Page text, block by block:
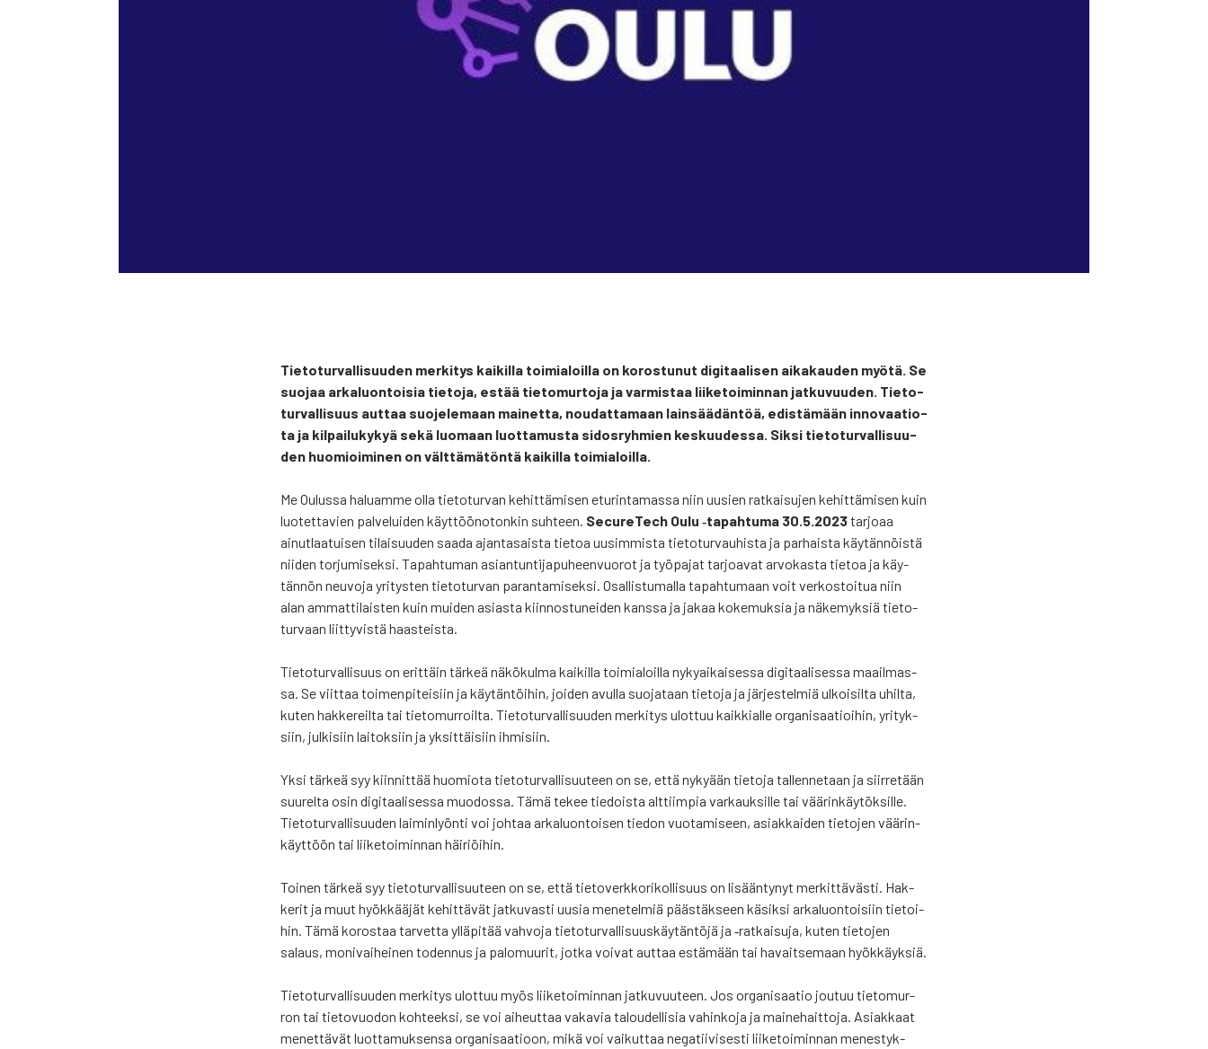
Tie­to­tur­val­li­suu­den mer­ki­tys kai­kil­la toi­mia­loil­la on koros­tu­nut digi­taa­li­sen aika­kau­den myö­tä. Se
suo­jaa arka­luon­toi­sia tie­to­ja, estää tie­to­mur­to­ja ja var­mis­taa lii­ke­toi­min­nan jat­ku­vuu­den. Tie­to­
tur­val­li­suus aut­taa suo­je­le­maan mai­net­ta, nou­dat­ta­maan lain­sää­dän­töä, edis­tä­mään inno­vaa­tio­
ta ja kil­pai­lu­ky­kyä sekä luo­maan luot­ta­mus­ta sidos­ryh­mien kes­kuu­des­sa. Sik­si tie­to­tur­val­li­suu­
den huo­mioi­mi­nen on vält­tä­mä­tön­tä kai­kil­la toi­mia­loil­la.
Me Oulus­sa haluam­me olla tie­to­tur­van kehit­tä­mi­sen etu­rin­ta­mas­sa niin uusien rat­kai­su­jen kehit­tä­mi­sen kuin
luo­tet­ta­vien pal­ve­lui­den käyt­töön­o­ton­kin suh­teen. Secu­re­Tech Oulu ‑tapah­tu­ma 30.5.2023tar­jo­aa
ainut­laa­tui­sen tilai­suu­den saa­da ajan­ta­sais­ta tie­toa uusim­mis­ta tie­to­tur­vau­his­ta ja par­hais­ta käy­tän­nöis­tä
nii­den tor­ju­mi­sek­si. Tapah­tu­man asian­tun­ti­ja­pu­heen­vuo­rot ja työ­pa­jat tar­joa­vat arvo­kas­ta tie­toa ja käy­
tän­nön neu­vo­ja yri­tys­ten tie­to­tur­van paran­ta­mi­sek­si. Osal­lis­tu­mal­la tapah­tu­maan voit ver­kos­toi­tua niin
alan ammat­ti­lais­ten kuin mui­den asias­ta kiin­nos­tu­nei­den kans­sa ja jakaa koke­muk­sia ja näke­myk­siä tie­to­
tur­vaan liit­ty­vis­tä haas­teis­ta.
Tie­to­tur­val­li­suus on erit­täin tär­keä näkö­kul­ma kai­kil­la toi­mia­loil­la nyky­ai­kai­ses­sa digi­taa­li­ses­sa maa­il­mas­
sa. Se viit­taa toi­men­pi­tei­siin ja käy­tän­töi­hin, joi­den avul­la suo­ja­taan tie­to­ja ja jär­jes­tel­miä ulkoi­sil­ta uhil­ta,
kuten hak­ke­reil­ta tai tie­to­mur­roil­ta. Tie­to­tur­val­li­suu­den mer­ki­tys ulot­tuu kaik­kial­le orga­ni­saa­tioi­hin, yri­tyk­
siin, jul­ki­siin lai­tok­siin ja yksit­täi­siin ihmi­siin.
Yksi tär­keä syy kiin­nit­tää huo­mio­ta tie­to­tur­val­li­suu­teen on se, että nyky­ään tie­to­ja tal­len­ne­taan ja siir­re­tään
suu­rel­ta osin digi­taa­li­ses­sa muo­dos­sa. Tämä tekee tie­dois­ta alt­tiim­pia var­kauk­sil­le tai vää­rin­käy­tök­sil­le.
Tie­to­tur­val­li­suu­den lai­min­lyön­ti voi joh­taa arka­luon­toi­sen tie­don vuo­ta­mi­seen, asiak­kai­den tie­to­jen vää­rin­
käyt­töön tai lii­ke­toi­min­nan häi­riöi­hin.
Toi­nen tär­keä syy tie­to­tur­val­li­suu­teen on se, että tie­to­verk­ko­ri­kol­li­suus on lisään­ty­nyt mer­kit­tä­väs­ti. Hak­
ke­rit ja muut hyök­kää­jät kehit­tä­vät jat­ku­vas­ti uusia mene­tel­miä pääs­täk­seen käsik­si arka­luon­toi­siin tie­toi­
hin. Tämä koros­taa tar­vet­ta yllä­pi­tää vah­vo­ja tie­to­tur­val­li­suus­käy­tän­tö­jä ja ‑rat­kai­su­ja, kuten tie­to­jen
salaus, moni­vai­hei­nen toden­nus ja palo­muu­rit, jot­ka voi­vat aut­taa estä­mään tai havait­se­maan hyök­käyk­siä.
Tie­to­tur­val­li­suu­den mer­ki­tys ulot­tuu myös lii­ke­toi­min­nan jat­ku­vuu­teen. Jos orga­ni­saa­tio jou­tuu tie­to­mur­
ron tai tie­to­vuo­don koh­teek­si, se voi aiheut­taa vaka­via talou­del­li­sia vahin­ko­ja ja mai­ne­hait­to­ja. Asiak­kaat
menet­tä­vät luot­ta­muk­sen­sa orga­ni­saa­tioon, mikä voi vai­kut­taa nega­tii­vi­ses­ti lii­ke­toi­min­nan menes­tyk­